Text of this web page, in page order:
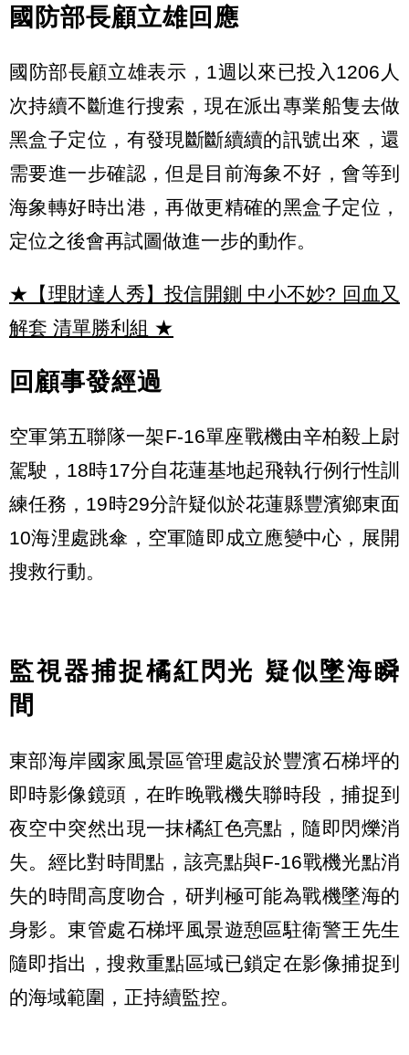
國防部長顧立雄回應
國防部長顧立雄表示，1週以來已投入1206人
次持續不斷進行搜索，現在派出專業船隻去做
黑盒子定位，有發現斷斷續續的訊號出來，還
需要進一步確認，但是目前海象不好，會等到
海象轉好時出港，再做更精確的黑盒子定位，
定位之後會再試圖做進一步的動作。
★【理財達人秀】投信開鍘 中小不妙? 回血又
解套 清單勝利組 ★
回顧事發經過
空軍第五聯隊一架F-16單座戰機由辛柏毅上尉
駕駛，18時17分自花蓮基地起飛執行例行性訓
練任務，19時29分許疑似於花蓮縣豐濱鄉東面
10海浬處跳傘，空軍隨即成立應變中心，展開
搜救行動。
監視器捕捉橘紅閃光 疑似墜海瞬
間
東部海岸國家風景區管理處設於豐濱石梯坪的
即時影像鏡頭，在昨晚戰機失聯時段，捕捉到
夜空中突然出現一抹橘紅色亮點，隨即閃爍消
失。經比對時間點，該亮點與F-16戰機光點消
失的時間高度吻合，研判極可能為戰機墜海的
身影。東管處石梯坪風景遊憩區駐衛警王先生
隨即指出，搜救重點區域已鎖定在影像捕捉到
的海域範圍，正持續監控。